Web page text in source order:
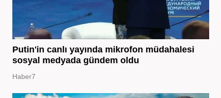
Putin'in canlı yayında mikrofon müdahalesi
sosyal medyada gündem oldu
Haber7